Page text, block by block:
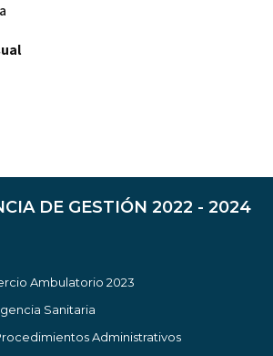
DE GESTIÓN 2022 - 2024
Ambulatorio 2023
Sanitaria
Administrativos